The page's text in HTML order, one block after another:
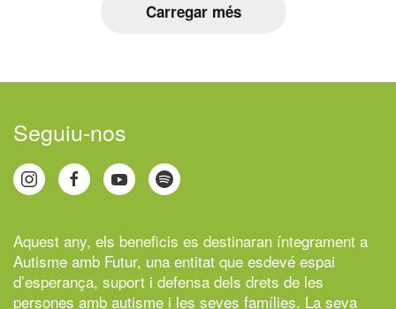
Carregar més
Seguiu-nos
Aquest any, els beneficis es destinaran íntegrament a
Autisme amb Futur, una entitat que esdevé espai
d’esperança, suport i defensa dels drets de les
persones amb autisme i les seves famílies. La seva